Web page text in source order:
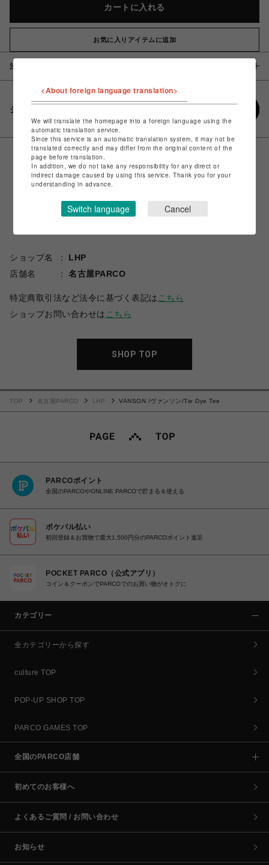
カートに入れる
お気に入りアイテムに追加
注意事項
シェアする
ショップ名
LHP
店舗名
名古屋PARCO
特定商取引法など法令に基づく表記は こちら
ショップお問い合わせは こちら
SHOP TOP
TOP 名古屋PARCO LHP VANSON /ヴァンソン/Tie Dye Tee
PARCOポイント
全国のPARCOやONLINE PARCOで貯まる＆使える
ポケパル払い
初回登録＆お買物で最大1,500円分のPARCOポイント進呈
POCKET PARCO（公式アプリ）
コイン＆クーポンでPARCOでのお買い物がオトクに
カテゴリー
全カテゴリーから探す
culture TOP
POP-UP SHOP TOP
PARCO GAMES TOP
全国のPARCO店舗
初めてのお客様へ
よくあるご質問 / お問い合わせ
お知らせ
<About foreign language translation>
We will translate the homepage into a foreign language using the
automatic translation service.
Since this service is an automatic translation system, it may not be
translated correctly and may differ from the original content of the
page before translation.
In addition, we do not take any responsibility for any direct or
indirect damage caused by using this service. Thank you for your
understanding in advance.
Switch language Cancel